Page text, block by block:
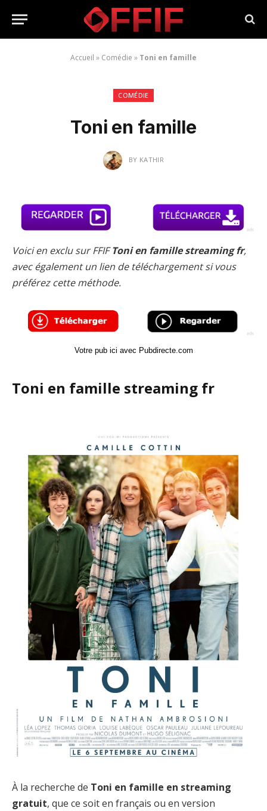
Accueil » Comédie » Toni en famille
COMÉDIE
Toni en famille
BY KATHIR
Voici en exclu sur FFIFToni en famille streaming fr,
avec également un lien de téléchargement si vous
préférez cette méthode.
Votre pub ici avec Pubdirecte.com
Toni en famille streaming fr
À la recherche de Toni en famille en streaming
gratuit, que ce soit en français ou en version